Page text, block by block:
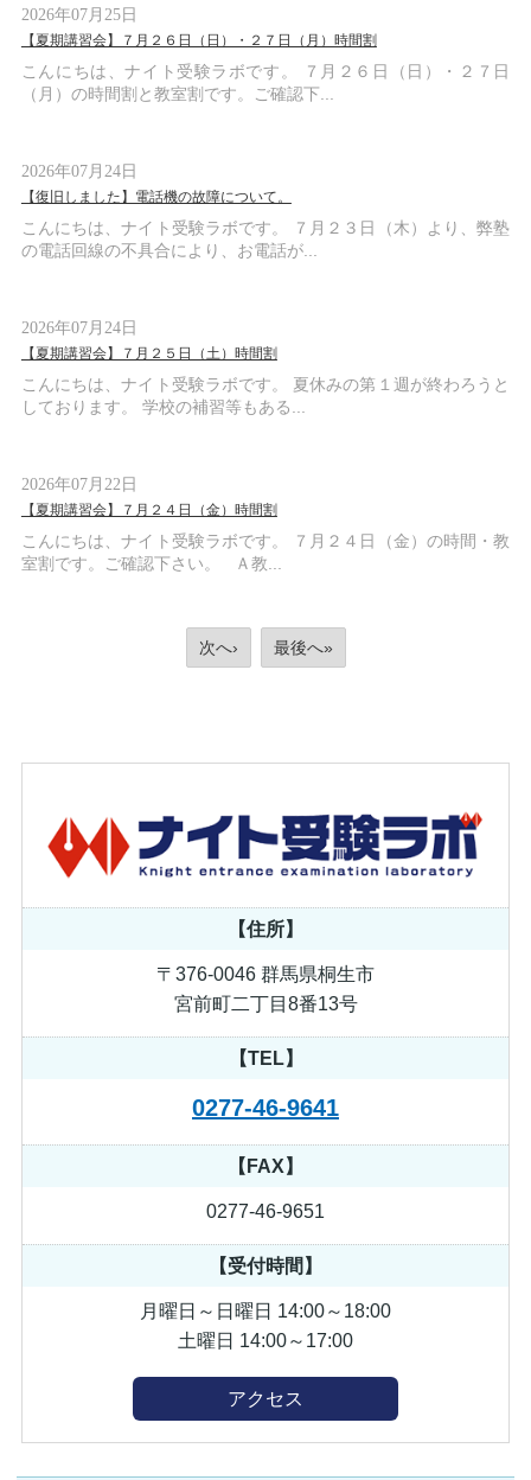
2026年07月25日
【夏期講習会】７月２６日（日）・２７日（月）時間割
こんにちは、ナイト受験ラボです。 ７月２６日（日）・２７日
（月）の時間割と教室割です。ご確認下...
2026年07月24日
【復旧しました】電話機の故障について。
こんにちは、ナイト受験ラボです。 ７月２３日（木）より、弊塾
の電話回線の不具合により、お電話が...
2026年07月24日
【夏期講習会】７月２５日（土）時間割
こんにちは、ナイト受験ラボです。 夏休みの第１週が終わろうと
しております。 学校の補習等もある...
2026年07月22日
【夏期講習会】７月２４日（金）時間割
こんにちは、ナイト受験ラボです。 ７月２４日（金）の時間・教
室割です。ご確認下さい。 Ａ教...
次へ› 最後へ»
【住所】
〒376-0046 群馬県桐生市
宮前町二丁目8番13号
【TEL】
0277-46-9641
【FAX】
0277-46-9651
【受付時間】
月曜日～日曜日 14:00～18:00
土曜日 14:00～17:00
アクセス